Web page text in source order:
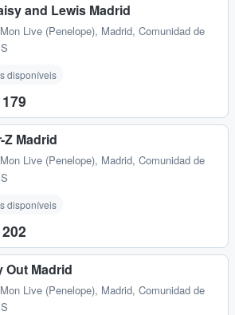
and Lewis Madrid
Live (Penelope), Madrid, Comunidad de
disponíveis
Z Madrid
Live (Penelope), Madrid, Comunidad de
disponíveis
Out Madrid
Live (Penelope), Madrid, Comunidad de